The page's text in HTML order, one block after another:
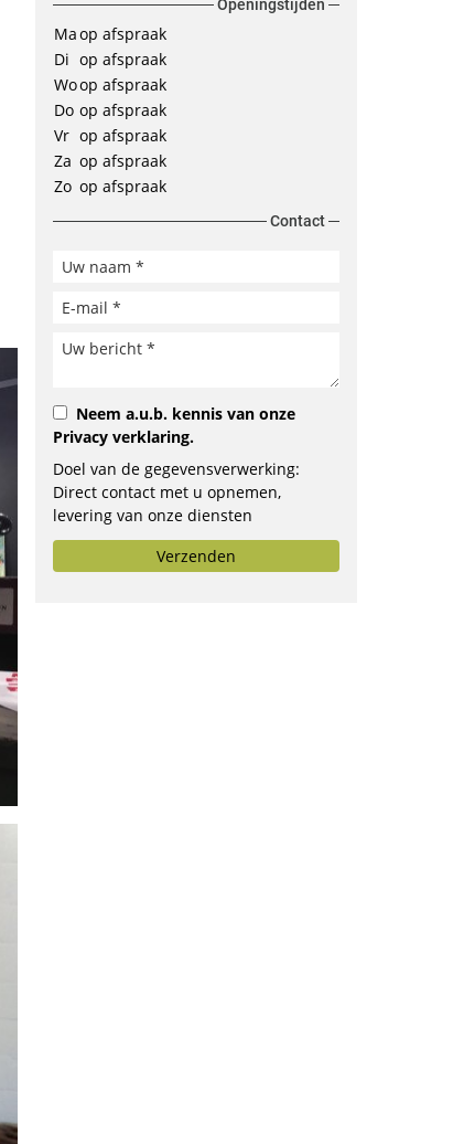
Openingstijden
Maop afspraak
Di op afspraak
Woop afspraak
Do op afspraak
Vr op afspraak
Za op afspraak
Zo op afspraak
Contact
Neem a.u.b. kennis van onze
Privacy verklaring.
Doel van de gegevensverwerking:
Direct contact met u opnemen,
levering van onze diensten
verbeteren, opstellen van
aanbiedingen of doorsturen aan het
Verzenden